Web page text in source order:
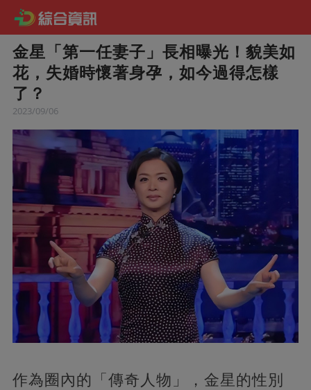
金星「第一任妻子」長相曝光！貌美如
花，失婚時懷著身孕，如今過得怎樣
了？
2023/09/06
作為圈內的「傳奇人物」
，金星的性別